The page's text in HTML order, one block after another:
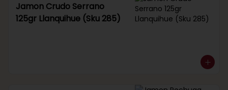
Jamon Crudo Serrano
125gr Llanquihue (Sku 285)